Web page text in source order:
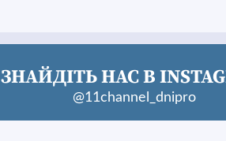
ЗНАЙДІТЬ НАС В
@11channel_dnipro